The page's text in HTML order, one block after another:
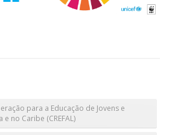
para a Educação de Jovens e
no Caribe (CREFAL)